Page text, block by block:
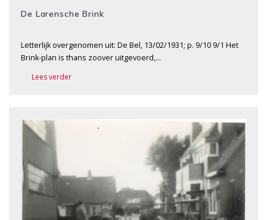
De Larensche Brink
Letterlijk overgenomen uit: De Bel, 13/02/1931; p. 9/10 9/1 Het
Brink-plan is thans zoover uitgevoerd,…
Lees verder